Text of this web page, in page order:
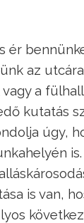
ér
az
a
kutatás
úgy,
is.
is van,